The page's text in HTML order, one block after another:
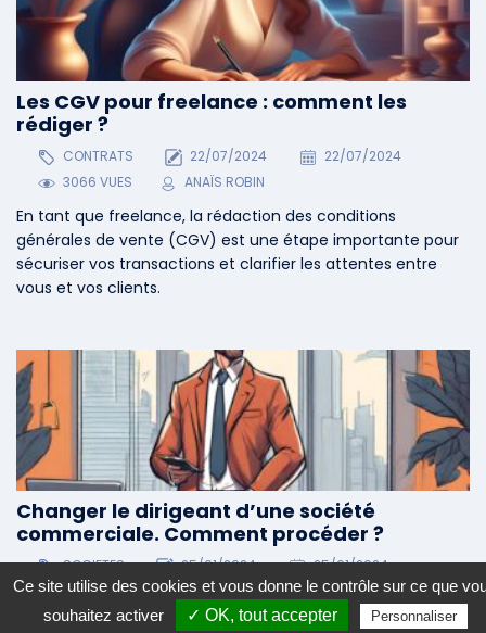
Les CGV pour freelance : comment les
rédiger ?
CONTRATS 22/07/2024
22/07/2024
3066 VUES
ANAÏS ROBIN
En tant que freelance, la rédaction des conditions
générales de vente (CGV) est une étape importante pour
sécuriser vos transactions et clarifier les attentes entre
vous et vos clients.
Changer le dirigeant d’une société
commerciale. Comment procéder ?
SOCIETES 25/01/2024
25/01/2024
3164 VUES
CGV-EXPERT
Toutes les sociétés commerciales nomment une ou des
Ce site utilise des cookies et vous donne le contrôle sur ce que
souhaitez activer
✓ OK, tout accepter Personnaliser